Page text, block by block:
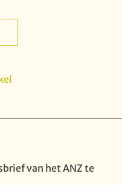
van het ANZ te